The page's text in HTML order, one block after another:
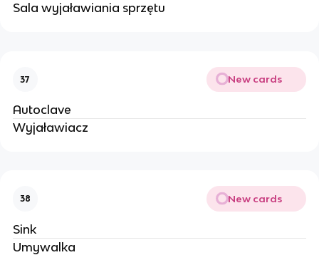
Sala wyjaławiania sprzętu
37 New cards
Autoclave
Wyjaławiacz
38 New cards
Sink
Umywalka